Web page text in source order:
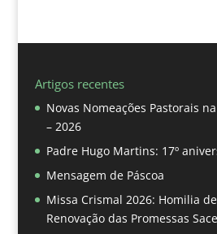
Artigos recentes
Novas Nomeações Pastorais
– 2026
Padre Hugo Martins: 17º
Mensagem de Páscoa
Missa Crismal 2026: Homilia
Renovação das Promessas